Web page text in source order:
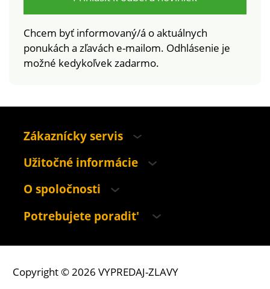
Chcem byť informovaný/á o aktuálnych
ponukách a zľavách e-mailom. Odhlásenie je
možné kedykoľvek zadarmo.
Zákaznícky servis
Užitočné informácie
O spoločnosti
Potrebujete poradit'
Copyright © 2026 VYPREDAJ-ZLAVY